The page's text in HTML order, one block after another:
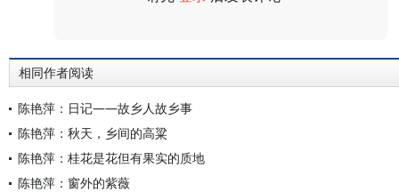
相同作者阅读
陈艳萍：日记——故乡人故乡事
陈艳萍：秋天，乡间的高粱
陈艳萍：桂花是花但有果实的质地
陈艳萍：窗外的紫薇